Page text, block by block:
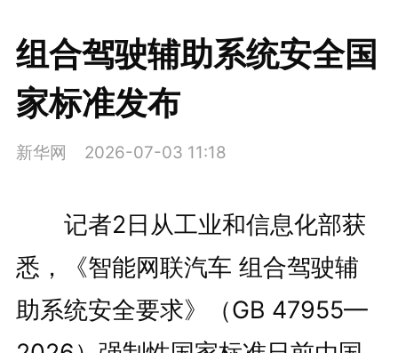
组合驾驶辅助系统安全国
家标准发布
新华网 2026-07-03 11:18
记者2日从工业和信息化部获
悉，《智能网联汽车 组合驾驶辅
助系统安全要求》（GB 47955—